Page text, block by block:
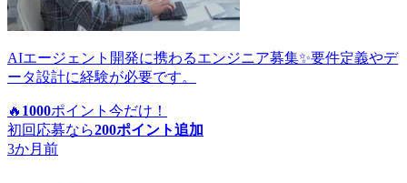
AIエージェント開発に携わるエンジニア募集✨要件定義やデ
ータ設計に経験が必要です。
🔥 1000ポイント 今だけ！
初回応募なら200ポイント追加
3か月前